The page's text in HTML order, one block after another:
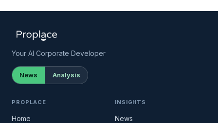
Your AI Corporate Developer
News Analysis
PROPLACE
Home
INSIGHTS
News